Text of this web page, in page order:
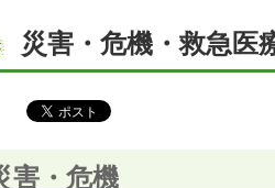
災害・危機・救急医
害・危機